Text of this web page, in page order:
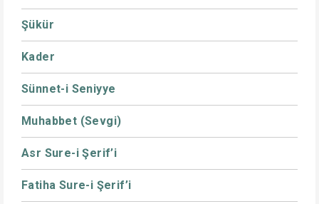
Şükür
Kader
Sünnet-i Seniyye
Muhabbet (Sevgi)
Asr Sure-i Şerif’i
Fatiha Sure-i Şerif’i